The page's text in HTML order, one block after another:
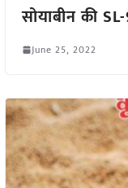
सोयाबीन की
June 25, 2022